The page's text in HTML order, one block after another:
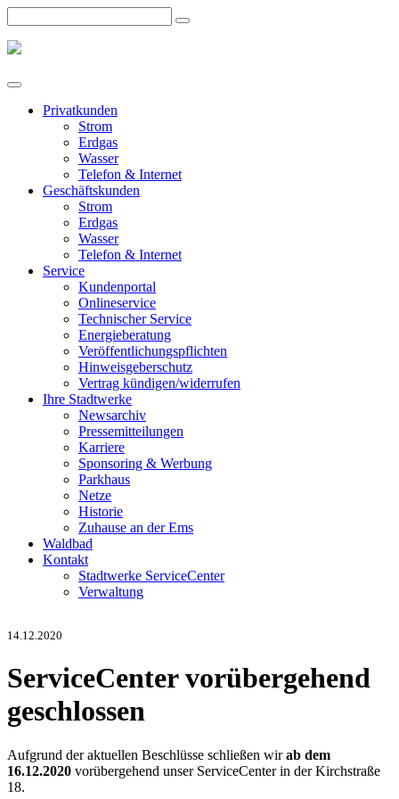
Privatkunden
Strom
Erdgas
Wasser
Telefon & Internet
Geschäftskunden
Strom
Erdgas
Wasser
Telefon & Internet
Service
Kundenportal
Onlineservice
Technischer Service
Energieberatung
Veröffentlichungspflichten
Hinweisgeberschutz
Vertrag kündigen/widerrufen
Ihre Stadtwerke
Newsarchiv
Pressemitteilungen
Karriere
Sponsoring & Werbung
Parkhaus
Netze
Historie
Zuhause an der Ems
Waldbad
Kontakt
Stadtwerke ServiceCenter
Verwaltung
14.12.2020
ServiceCenter vorübergehend
geschlossen
Aufgrund der aktuellen Beschlüsse schließen wirab dem
16.12.2020 vorübergehend unser ServiceCenter in der Kirchstraße
18.